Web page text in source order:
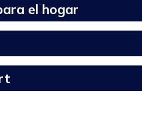
el hogar